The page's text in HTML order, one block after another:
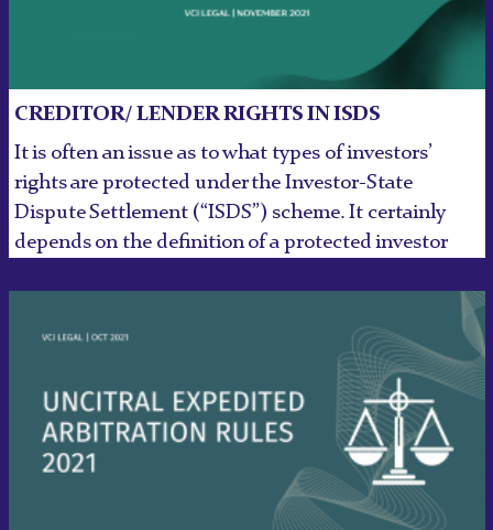
CREDITOR/ LENDER RIGHTS IN ISDS
It is often an issue as to what types of investors’
rights are protected under the Investor-State
Dispute Settlement (“ISDS”) scheme. It certainly
depends on the definition of a protected investor